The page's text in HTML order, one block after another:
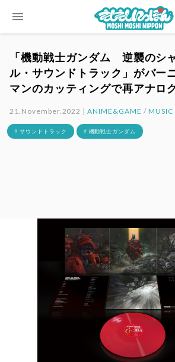
menu
「機動戦士ガンダム 逆襲のシ
ル・サウンドトラック」がバー
マンのカッティングで再アナロ
21.November.2022 |ANIME&GAME / MUSIC
# サウンドトラック # 機動戦士ガンダム